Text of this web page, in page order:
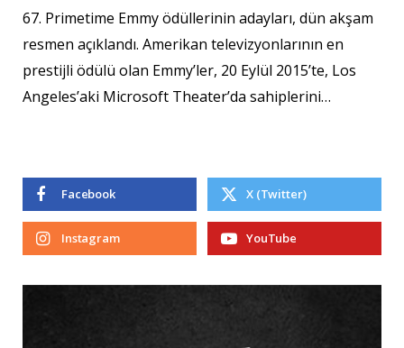
67. Primetime Emmy ödüllerinin adayları, dün akşam
resmen açıklandı. Amerikan televizyonlarının en
prestijli ödülü olan Emmy’ler, 20 Eylül 2015’te, Los
Angeles’aki Microsoft Theater’da sahiplerini…
Facebook X (Twitter)
Instagram YouTube